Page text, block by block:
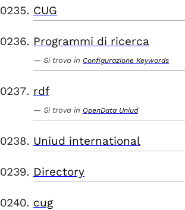
CUG
Programmi di ricerca
Si trova in Configurazione Keywords
rdf
Si trova in OpenData Uniud
Uniud international
Directory
cug